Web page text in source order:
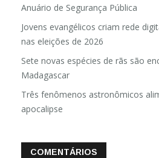
Anuário de Segurança Pública
Jovens evangélicos criam rede
nas eleições de 2026
Sete novas espécies de rãs são
Madagascar
Três fenômenos astronômicos
apocalipse
COMENTÁRIOS